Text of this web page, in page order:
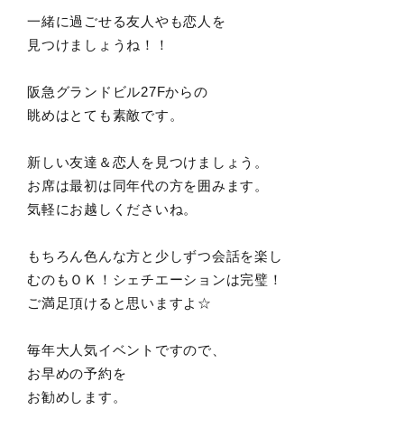
一緒に過ごせる友人やも恋人を
見つけましょうね！！
阪急グランドビル27Fからの
眺めはとても素敵です。
新しい友達＆恋人を見つけましょう。
お席は最初は同年代の方を囲みます。
気軽にお越しくださいね。
もちろん色んな方と少しずつ会話を楽し
むのもＯＫ！シェチエーションは完璧！
ご満足頂けると思いますよ☆
毎年大人気イベントですので、
お早めの予約を
お勧めします。